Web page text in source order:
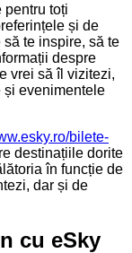
pentru toți
și de
te inspire, să te
despre
vrei să îl vizitezi,
și evenimentele
bilete-
destinațiile dorite
în funcție de
dar și de
cu eSky